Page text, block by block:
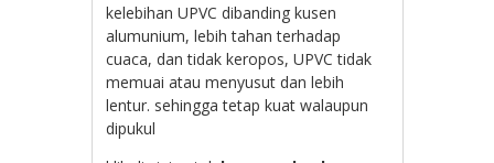
kelebihan UPVC dibanding kusen
alumunium, lebih tahan terhadap
cuaca, dan tidak keropos, UPVC tidak
memuai atau menyusut dan lebih
lentur. sehingga tetap kuat walaupun
dipukul